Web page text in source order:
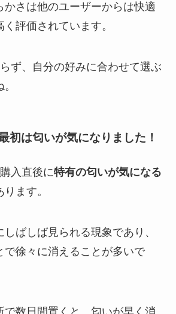
かさは他のユーザーからは快適
評価されています。
ず、自分の好みに合わせて選ぶ
初は匂いが気になりました！
入直後に特有の匂いが気になる
ります。
ばしば見られる現象であり、
で徐々に消えることが多いで
で数日間置くと、匂いが早く消